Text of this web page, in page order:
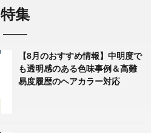
特集
【8月のおすすめ情報】中明度で
も透明感のある色味事例＆高難
易度履歴のヘアカラー対応